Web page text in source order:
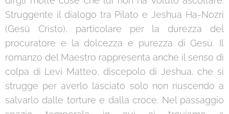
Struggente il dialogo tra Pilato e Jeshua Ha-Nozri
(Gesù Cristo), particolare per la durezza del
procuratore e la dolcezza e purezza di Gesù. Il
romanzo del Maestro rappresenta anche il senso di
colpa di Levi Matteo, discepolo di Jeshua, che si
strugge per averlo lasciato solo non riuscendo a
salvarlo dalle torture e dalla croce. Nel passaggio